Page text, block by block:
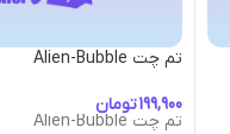
تم چت Alien-Bubble
تومان
تم چت Alien-Bubble